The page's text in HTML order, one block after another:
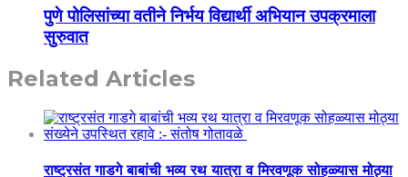
पुणे पोलिसांच्या वतीने निर्भय विद्यार्थी अभियान उपक्रमाला
सुरुवात
Related Articles
राष्ट्रसंत गाडगे बाबांची भव्य रथ यात्रा व मिरवणूक सोहळ्यास मोठ्या